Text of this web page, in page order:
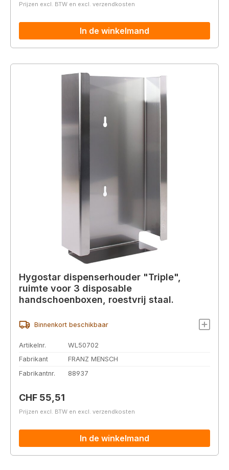
Prijzen excl. BTW en excl. verzendkosten
In de winkelmand
Hygostar dispenserhouder "Triple",
ruimte voor 3 disposable
handschoenboxen, roestvrij staal.
Binnenkort beschikbaar
Artikelnr.
WL50702
Fabrikant
FRANZ MENSCH
Fabrikantnr.
88937
Normale prijs:
CHF 55,51
Prijzen excl. BTW en excl. verzendkosten
In de winkelmand